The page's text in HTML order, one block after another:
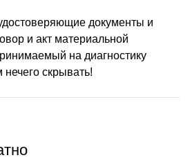
документы и
и акт материальной
на диагностику
скрывать!